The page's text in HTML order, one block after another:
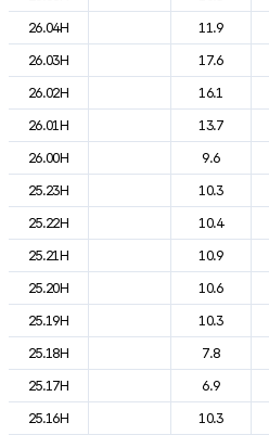
26.04H
11.9
26.03H
17.6
26.02H
16.1
26.01H
13.7
26.00H
9.6
25.23H
10.3
25.22H
10.4
25.21H
10.9
25.20H
10.6
25.19H
10.3
25.18H
7.8
25.17H
6.9
25.16H
10.3